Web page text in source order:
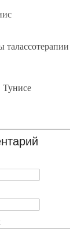
талассотерапии